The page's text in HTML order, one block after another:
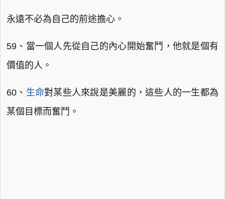
永遠不必為自己的前途擔心。
59、當一個人先從自己的內心開始奮鬥，他就是個有
價值的人。
60、 生命對某些人來說是美麗的，這些人的一生都為
某個目標而奮鬥。